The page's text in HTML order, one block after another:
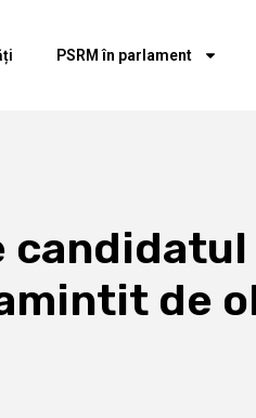
PSRM în parlament
de